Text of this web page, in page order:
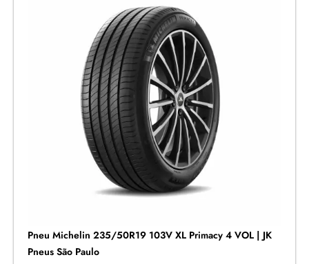
Pneu Michelin 235/50R19 103V XL Primacy 4 VOL | JK
Pneus São Paulo